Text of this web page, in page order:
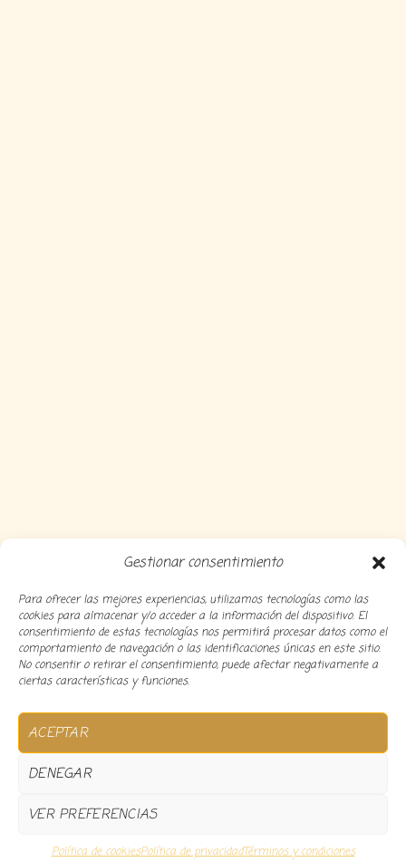
Gestionar consentimiento
Para ofrecer las mejores experiencias, utilizamos tecnologías como las
cookies para almacenar y/o acceder a la información del dispositivo. El
consentimiento de estas tecnologías nos permitirá procesar datos como el
comportamiento de navegación o las identificaciones únicas en este sitio.
No consentir o retirar el consentimiento, puede afectar negativamente a
ciertas características y funciones.
ACEPTAR
DENEGAR
VER PREFERENCIAS
Política de cookiesPolítica de privacidadTérminos y condiciones
Copyright 2024 Decocousiñas – Desarrollado por
informatico